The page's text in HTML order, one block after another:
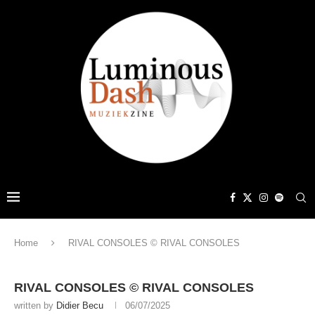
Home RIVAL CONSOLES © RIVAL CONSOLES
RIVAL CONSOLES © RIVAL CONSOLES
written by Didier Becu 06/07/2025